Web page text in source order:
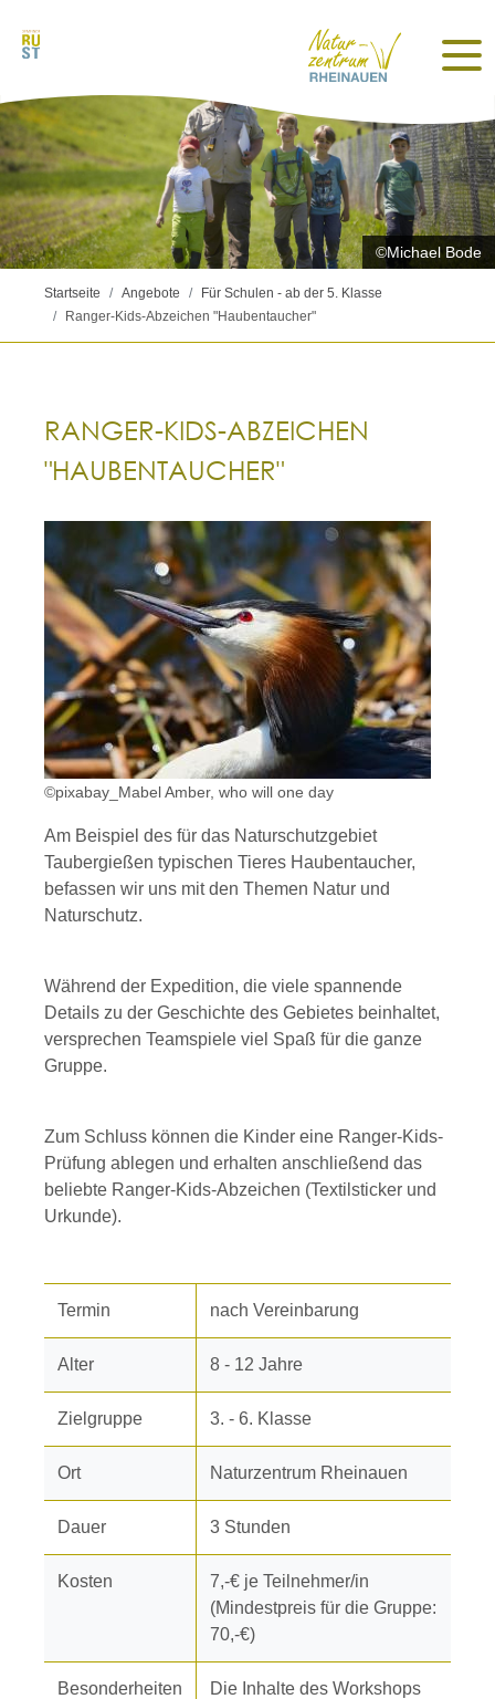
©Michael Bode
Startseite Angebote
Für Schulen - ab der 5. Klasse
Ranger-Kids-Abzeichen "Haubentaucher"
RANGER-KIDS-ABZEICHEN
"HAUBENTAUCHER"
©pixabay_Mabel Amber, who will one day
Am Beispiel des für das Naturschutzgebiet
Taubergießen typischen Tieres Haubentaucher,
befassen wir uns mit den Themen Natur und
Naturschutz.
Während der Expedition, die viele spannende
Details zu der Geschichte des Gebietes beinhaltet,
versprechen Teamspiele viel Spaß für die ganze
Gruppe.
Zum Schluss können die Kinder eine Ranger-Kids-
Prüfung ablegen und erhalten anschließend das
beliebte Ranger-Kids-Abzeichen (Textilsticker und
Urkunde).
Termin nach Vereinbarung
Alter 8 - 12 Jahre
Zielgruppe 3. - 6. Klasse
Ort Naturzentrum Rheinauen
Dauer 3 Stunden
Kosten
7,-€ je Teilnehmer/in
(Mindestpreis für die Gruppe:
70,-€)
Besonderheiten
Die Inhalte des Workshops